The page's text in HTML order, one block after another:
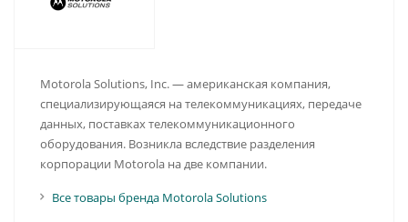
Motorola Solutions, Inc. — американская компания,
специализирующаяся на телекоммуникациях, передаче
данных, поставках телекоммуникационного
оборудования. Возникла вследствие разделения
корпорации Motorola на две компании.
Все товары бренда Motorola Solutions